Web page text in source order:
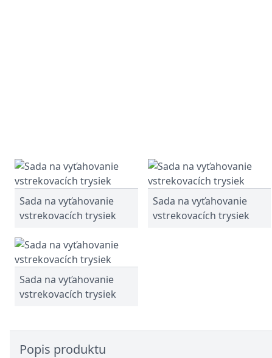
Sada na vyťahovanie
vstrekovacích trysiek
Sada na vyťahovanie
vstrekovacích trysiek
Sada na vyťahovanie
vstrekovacích trysiek
Popis produktu